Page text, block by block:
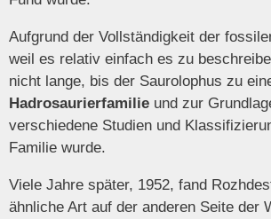
Aufgrund der Vollständigkeit der
weil es relativ einfach es zu
nicht lange, bis der Saurolophus zu
Hadrosaurierfamilie und zur
verschiedene Studien und
Familie wurde.
Viele Jahre später, 1952, fand
ähnliche Art auf der anderen Seite der